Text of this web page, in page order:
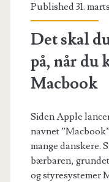
Published 31.
Det skal
på, når du
Macbook
Siden Apple
navnet
mange danskere.
bærbaren,
og styresystemer